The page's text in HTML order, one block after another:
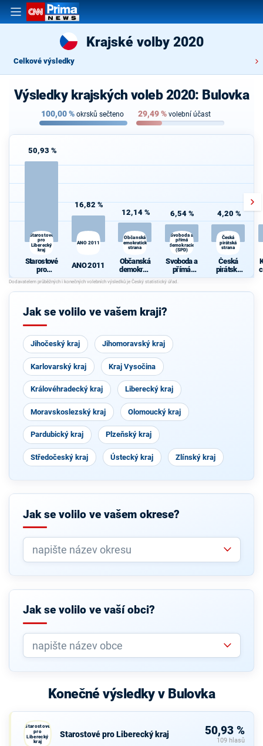
Krajské volby 2020
Celkové výsledky
Výsledky krajských voleb 2020: Bulovka
100,00% okrsků sečteno 29,49% volební účast
50,93 %
Starostové
pro
Liberecký
kraj
Starostové
pro
Liberecký
kraj
16,82 %
ANO 2011
ANO 2011
12,14 %
Občanská
demokratická
strana
Občanská
demokrati
cká strana
6,54 %
Svoboda a
přímá
demokracie
(SPD)
Svoboda a
přímá
demokraci
e (SPD)
4,20 %
Česká
pirátská
strana
Česká
pirátská
strana
Jak se volilo ve vašem kraji?
Jihočeský kraj Jihomoravský kraj
Karlovarský kraj Kraj Vysočina
Královéhradecký kraj Liberecký kraj
Moravskoslezský kraj Olomoucký kraj
Pardubický kraj Plzeňský kraj
Středočeský kraj Ústecký kraj Zlínský kraj
Jak se volilo ve vašem okrese?
Jak se volilo ve vaší obci?
Konečné výsledky v Bulovka
Starostové
pro
Liberecký
kraj
Starostové pro Liberecký kraj 50,93 %
109 hlasů